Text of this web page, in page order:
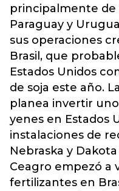
principalmente de
Paraguay y
sus operaciones
Brasil, que
Estados Unidos
de soja este año.
planea invertir
yenes en Estados
instalaciones de
Nebraska y
Ceagro empezó a
fertilizantes en